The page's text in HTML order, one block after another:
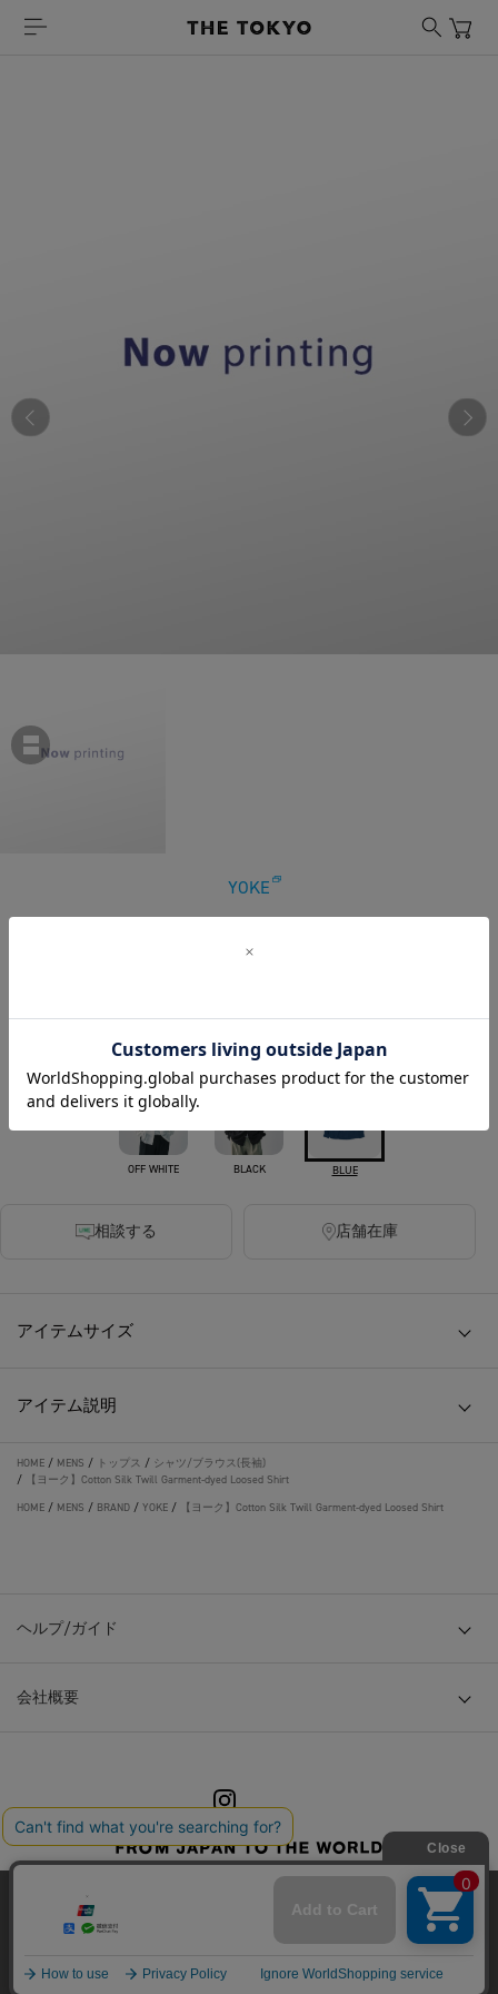
YOKE
￥30,800
カラー
OFF WHITE BLACK BLUE
相談する 店舗在庫
アイテムサイズ
アイテム説明
HOME / MENS / トップス / シャツ/ブラウス(長袖)
/
【ヨーク】Cotton Silk Twill Garment-dyed Loosed Shirt
HOME / MENS / BRAND / YOKE / 【ヨーク】Cotton Silk Twill Garment-dyed Loosed Shirt
ヘルプ/ガイド
会社概要
© TOKYO BASE CO., LTD
当サイトはクッキー(cookie)を使用します。クッキーはサイト内
の一部の機能および、サイトの使用状況の分析からマーケティ
ング活動に利用することを目的としています。
プライバシーポリシーはこちら